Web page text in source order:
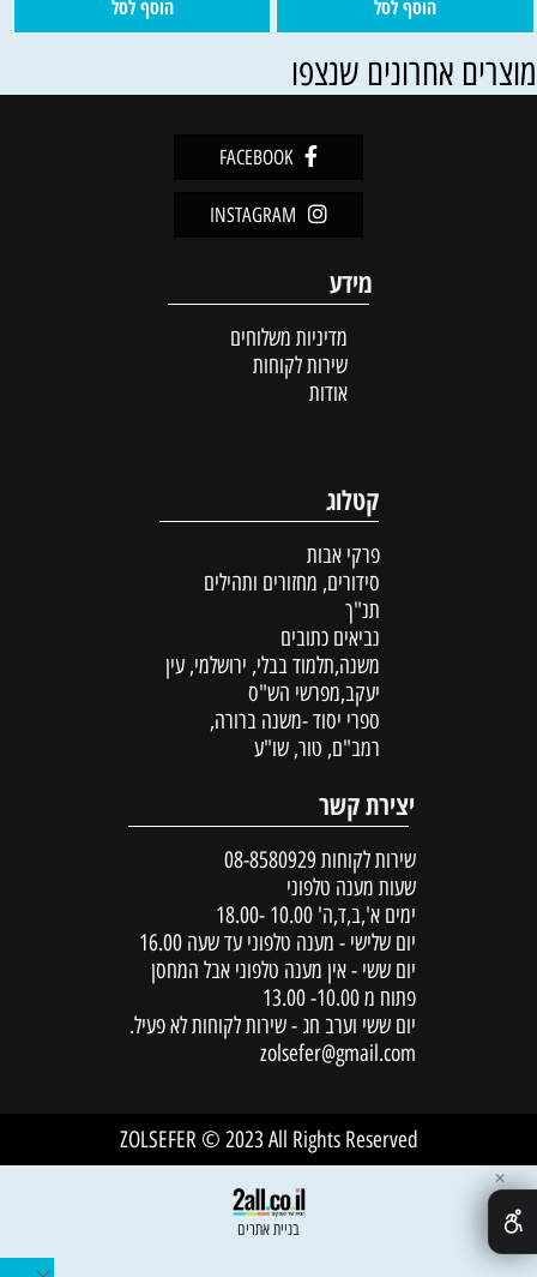
הוסף לסל הוסף לסל
אחרונים שנצפו
FACEBOOK
INSTAGRAM
מידע
מדיניות משלוחים
שירות לקוחות
אודות
קטלוג
פרקי אבות
סידורים, מחזורים ותהילים
תנ"ך
נביאים כתובים
משנה,תלמוד בבלי, ירושלמי, עין
יעקב,מפרשי הש"ס
ספרי יסוד -משנה ברורה,
רמב"ם, טור, שו"ע
יצירת קשר
שירות לקוחות 08-8580929
שעות מענה טלפוני
ימים א',ב,ד,ה' 10.00 -18.00
יום שלישי - מענה טלפוני עד שעה 16.00
יום ששי - אין מענה טלפוני אבל המחסן
פתוח מ 10.00- 13.00
יום ששי וערב חג - שירות לקוחות לא פעיל.
zolsefer@gmail.com
ZOLSEFER © 2023 All Rights Reserved
בניית אתרים
✕